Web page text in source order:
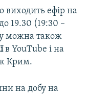
виходить ефір на
19.30 (19:30 –
можна також
в YouTube і на
Крим.
на добу на